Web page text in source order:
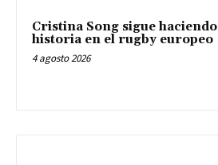
Cristina Song sigue haciendo
historia en el rugby europeo
4 agosto 2026